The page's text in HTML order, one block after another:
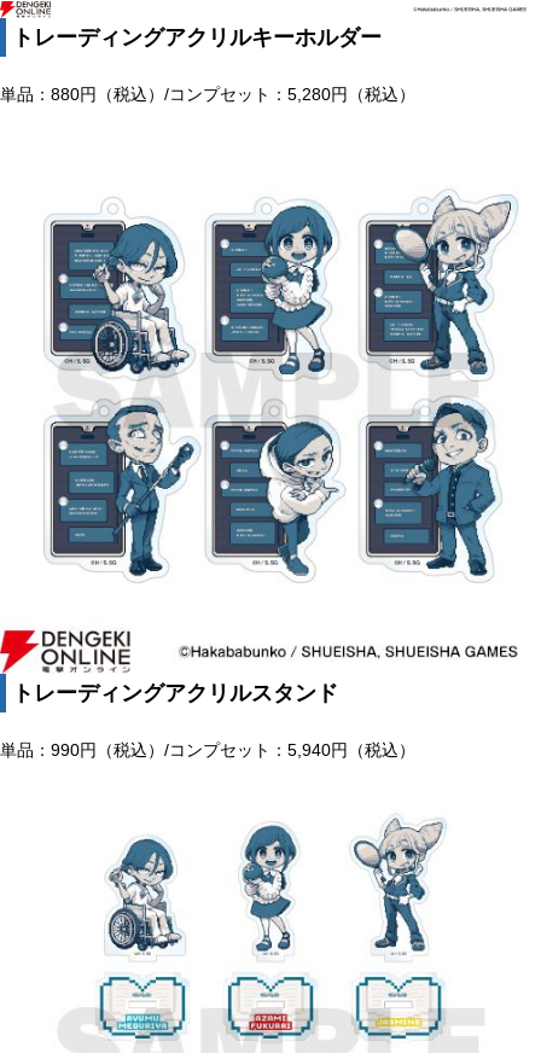
トレーディングアクリルキーホルダー
単品：880円（税込）/コンプセット：5,280円（税込）
トレーディングアクリルスタンド
単品：990円（税込）/コンプセット：5,940円（税込）